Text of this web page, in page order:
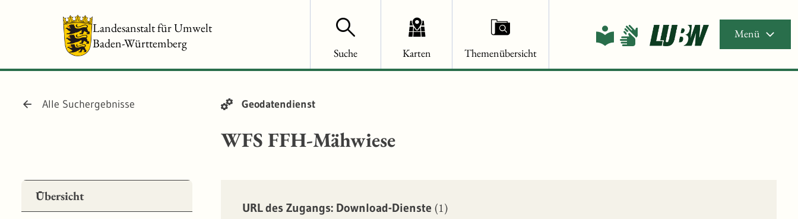
Landesanstalt für Umwelt
Baden-Württemberg
Suche Karten Themenübersicht
Menü
Alle Suchergebnisse Geodatendienst
WFS FFH-Mähwiese
Übersicht
URL des Zugangs: Download-Dienste (1)